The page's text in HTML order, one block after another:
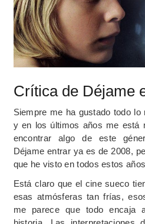
Crítica de Déjame
Siempre me ha gustado todo
y en los últimos años me está
encontrar algo de este
Déjame entrar ya es de 2008,
que he visto en todos estos
Está claro que el cine sueco
esas atmósferas tan frías,
me parece que todo encaja